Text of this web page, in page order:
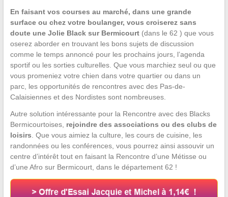
En faisant vos courses au marché, dans une grande
surface ou chez votre boulanger, vous croiserez sans
doute une Jolie Black sur Bermicourt(dans le 62 ) que vous
oserez aborder en trouvant les bons sujets de discussion
comme le temps annoncé pour les prochains jours, l’agenda
sportif ou les sorties culturelles. Que vous marchiez seul ou que
vous promeniez votre chien dans votre quartier ou dans un
parc, les opportunités de rencontres avec des Pas-de-
Calaisiennes et des Nordistes sont nombreuses.
Autre solution intéressante pour la Rencontre avec des Blacks
Bermicourtoises, rejoindre des associations ou des clubs de
loisirs . Que vous aimiez la culture, les cours de cuisine, les
randonnées ou les conférences, vous pourrez ainsi assouvir un
centre d’intérêt tout en faisant la Rencontre d’une Métisse ou
d’une Afro sur Bermicourt, dans le département 62 !